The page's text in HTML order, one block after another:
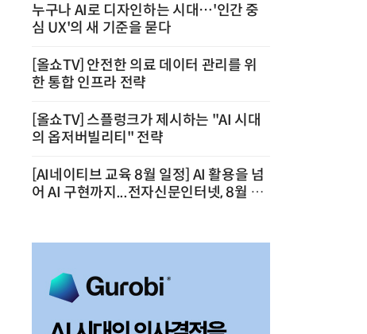
누구나 AI로 디자인하는 시대…'인간 중
심 UX'의 새 기준을 묻다
[올쇼TV] 안전한 의료 데이터 관리를 위
한 통합 인프라 전략
[올쇼TV] 스플렁크가 제시하는 "AI 시대
의 옵저버빌리티" 전략
[AI네이티브 교육 8월 일정] AI 활용을 넘
어 AI 구현까지...전자신문인터넷, 8월 실